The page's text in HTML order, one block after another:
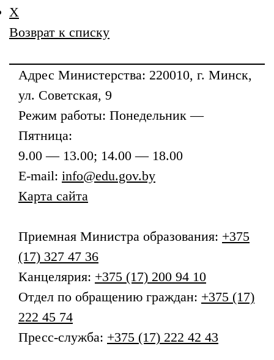
X
Возврат к списку
Адрес Министерства: 220010, г. Минск,
ул. Советская, 9
Режим работы: Понедельник —
Пятница:
9.00 — 13.00; 14.00 — 18.00
E-mail: info@edu.gov.by
Карта сайта
Приемная Министра образования: +375
(17) 327 47 36
Канцелярия: +375 (17) 200 94 10
Отдел по обращению граждан: +375 (17)
222 45 74
Пресс-служба: +375 (17) 222 42 43